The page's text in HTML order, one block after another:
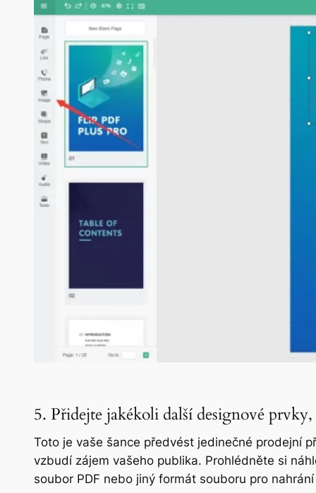
5. Přidejte jakékoli další designové
Toto je vaše šance předvést jedinečné prodejní
vzbudí zájem vašeho publika. Prohlédněte si
soubor PDF nebo jiný formát souboru pro